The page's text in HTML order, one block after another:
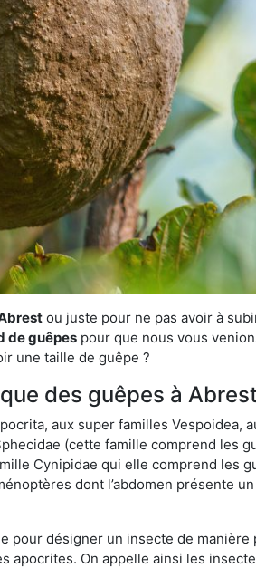
ou juste pour ne pas avoir à
de guêpes pour que nous vous
une taille de guêpe ?
des guêpes à Abrest
aux super familles Vespoidea,
(cette famille comprend les
Cynipidae qui elle comprend les
dont l’abdomen présente
désigner un insecte de manière
apocrites. On appelle ainsi les